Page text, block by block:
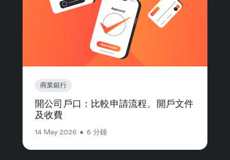
商業銀行
開公司戶口：比較申請流程、開戶文件
及收費
14 May 2026 • 6 分鐘